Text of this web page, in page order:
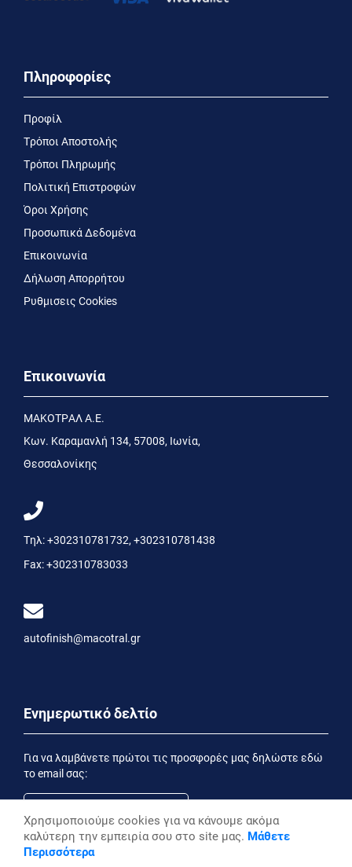
Πληροφορίες
Προφίλ
Τρόποι Αποστολής
Τρόποι Πληρωμής
Πολιτική Επιστροφών
Όροι Χρήσης
Προσωπικά Δεδομένα
Επικοινωνία
Δήλωση Απορρήτου
Ρυθμισεις Cookies
Επικοινωνία
MΑΚΟΤΡΑΛ Α.Ε.
Kων. Kαραμανλή 134, 57008, Ιωνία,
Θεσσαλονίκης
Τηλ:+302310781732, +302310781438
Fax:+302310783033
autofinish@macotral.gr
Ενημερωτικό δελτίο
Για να λαμβάνετε πρώτοι τις προσφορές μας δηλώστε εδώ
το email σας:
Εγγραφή
Έχοντας ενημερωθεί από την
Χρησιμοποιούμε cookies για να κάνουμε ακόμα
καλύτερη την εμπειρία σου στο site μας. Μάθετε
Περισσότερα